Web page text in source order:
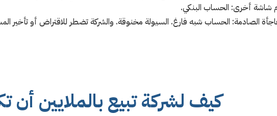
شاشة أخرى: الحساب البنكي.
الصادمة: الحساب شبه فارغ. السيولة مخنوقة. والشركة تضطر للاقتراض أو تأخير
كيف لشركة تبيع بالملايين